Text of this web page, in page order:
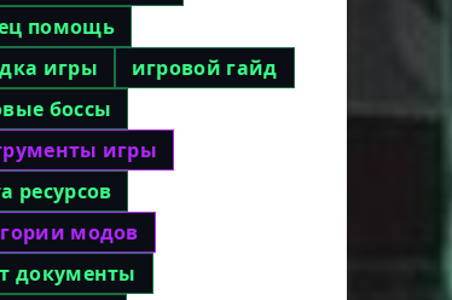
помощь
игры
игровой гайд
боссы
игры
ресурсов
модов
документы